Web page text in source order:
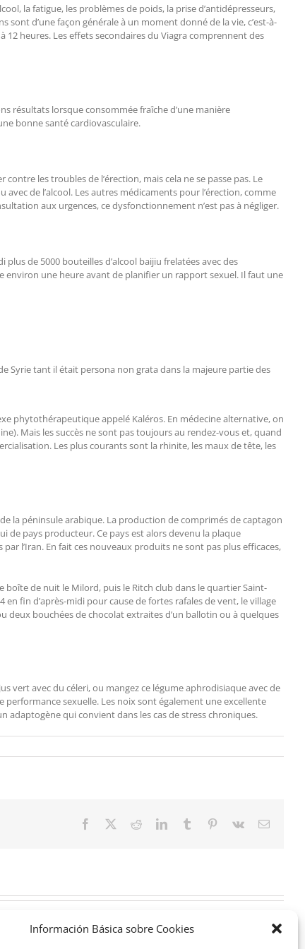
Información Básica sobre Cookies
la fatigue, les problèmes de poids, la prise d’antidépresseurs,
d’une façon générale à un moment donné de la vie, c’est-à-
12 heures. Les effets secondaires du Viagra comprennent des
résultats lorsque consommée fraîche d’une manière
bonne santé cardiovasculaire.
les troubles de l’érection, mais cela ne se passe pas. Le
de l’alcool. Les autres médicaments pour l’érection, comme
aux urgences, ce dysfonctionnement n’est pas à négliger.
de 5000 bouteilles d’alcool baijiu frelatées avec des
environ une heure avant de planifier un rapport sexuel. Il faut une
Syrie tant il était persona non grata dans la majeure partie des
phytothérapeutique appelé Kaléros. En médecine alternative, on
Mais les succès ne sont pas toujours au rendez-vous et, quand
Les plus courants sont la rhinite, les maux de tête, les
la péninsule arabique. La production de comprimés de captagon
de pays producteur. Ce pays est alors devenu la plaque
l’Iran. En fait ces nouveaux produits ne sont pas plus efficaces,
boîte de nuit le Milord, puis le Ritch club dans le quartier Saint-
fin d’après-midi pour cause de fortes rafales de vent, le village
deux bouchées de chocolat extraites d’un ballotin ou à quelques
vert avec du céleri, ou mangez ce légume aphrodisiaque avec de
sexuelle. Les noix sont également une excellente
adaptogène qui convient dans les cas de stress chroniques.
Facebook RedditLinkedInTumblr Pinterest
Vk
Correo